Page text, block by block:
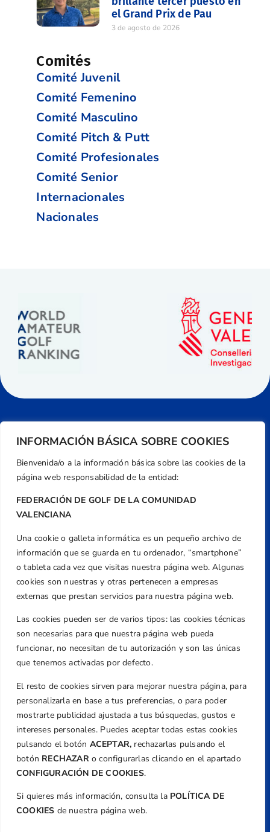
INFORMACIÓN BÁSICA SOBRE COOKIES
Bienvenida/o a la información básica sobre las cookies de la
página web responsabilidad de la entidad:
FEDERACIÓN DE GOLF DE LA COMUNIDAD
VALENCIANA
Una cookie o galleta informática es un pequeño archivo de
información que se guarda en tu ordenador, “smartphone”
o tableta cada vez que visitas nuestra página web. Algunas
cookies son nuestras y otras pertenecen a empresas
externas que prestan servicios para nuestra página web.
Las cookies pueden ser de varios tipos: las cookies técnicas
son necesarias para que nuestra página web pueda
funcionar, no necesitan de tu autorización y son las únicas
que tenemos activadas por defecto.
El resto de cookies sirven para mejorar nuestra página, para
personalizarla en base a tus preferencias, o para poder
mostrarte publicidad ajustada a tus búsquedas, gustos e
intereses personales. Puedes aceptar todas estas cookies
pulsando el botón ACEPTAR, rechazarlas pulsando el
botón RECHAZARo configurarlas clicando en el apartado
CONFIGURACIÓN DE COOKIES.
Si quieres más información, consulta la POLÍTICA DE
COOKIES de nuestra página web.
el Grand Prix de Pau
3 de agosto de 2026
Comités
Comité Juvenil
Comité Femenino
Comité Masculino
Comité Pitch & Putt
Comité Profesionales
Comité Senior
Internacionales
Nacionales
Dirección
Centre de L´Esport, Carrer d'Isaac Peral i
Caballero, Nº 5, Despachos 2 y 3, 46980,
Valencia
+34 961 367 799
Email
federacion@golfcv.com
Aviso Legal
Política de Privacidad
Transparencia
Normativa
Federación